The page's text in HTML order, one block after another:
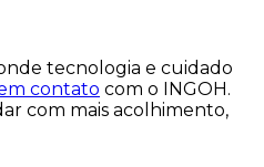
tecnologia e cuidado
contato com o INGOH.
com mais acolhimento,